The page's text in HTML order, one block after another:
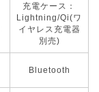
充電ケース：
Lightning/Qi(ワ
イヤレス充電器
別売)
Bluetooth